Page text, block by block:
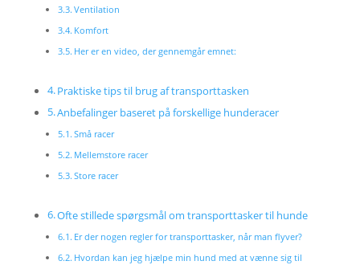
Ventilation
Komfort
Her er en video, der gennemgår emnet:
Praktiske tips til brug af transporttasken
Anbefalinger baseret på forskellige hunderacer
Små racer
Mellemstore racer
Store racer
Ofte stillede spørgsmål om transporttasker til hunde
Er der nogen regler for transporttasker, når man flyver?
Hvordan kan jeg hjælpe min hund med at vænne sig til